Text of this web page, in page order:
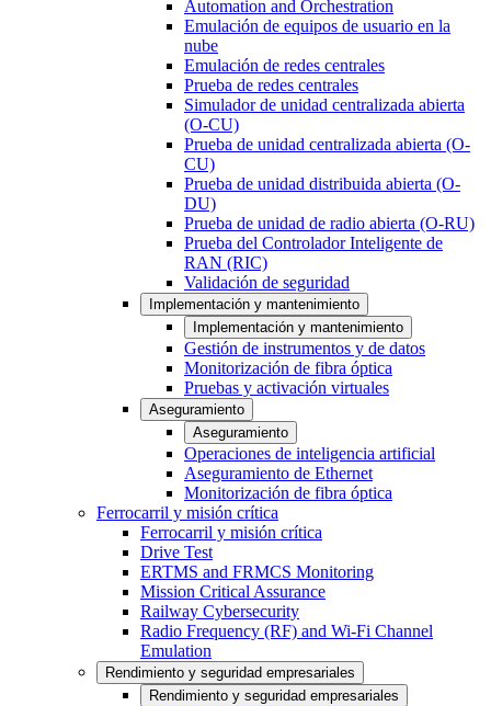
Automation and Orchestration
Emulación de equipos de usuario en la
nube
Emulación de redes centrales
Prueba de redes centrales
Simulador de unidad centralizada abierta
(O-CU)
Prueba de unidad centralizada abierta (O-
CU)
Prueba de unidad distribuida abierta (O-
DU)
Prueba de unidad de radio abierta (O-RU)
Prueba del Controlador Inteligente de
RAN (RIC)
Validación de seguridad
Implementación y mantenimiento
Implementación y mantenimiento
Gestión de instrumentos y de datos
Monitorización de fibra óptica
Pruebas y activación virtuales
Aseguramiento
Aseguramiento
Operaciones de inteligencia artificial
Aseguramiento de Ethernet
Monitorización de fibra óptica
Ferrocarril y misión crítica
Ferrocarril y misión crítica
Drive Test
ERTMS and FRMCS Monitoring
Mission Critical Assurance
Railway Cybersecurity
Radio Frequency (RF) and Wi-Fi Channel
Emulation
Rendimiento y seguridad empresariales
Rendimiento y seguridad empresariales